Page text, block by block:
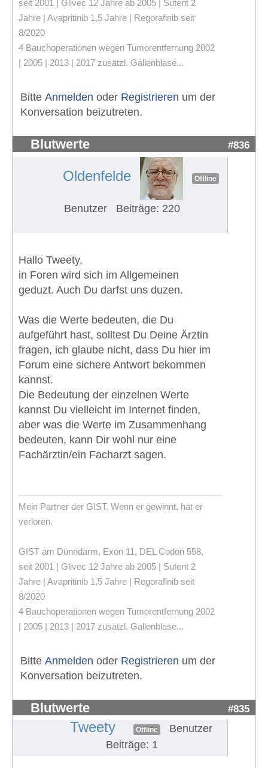
seit 2001 | Glivec 12 Jahre ab 2005 | Sutent 2
Jahre | Avapritinib 1,5 Jahre | Regorafinib seit
8/2020
4 Bauchoperationen wegen Tumorentfernung 2002
| 2005 | 2013 | 2017 zusätzl. Gallenblase...
Bitte Anmelden oder Registrieren um der
Konversation beizutreten.
Blutwerte #836
Oldenfelde Offline
Benutzer Beiträge: 220
Hallo Tweety,
in Foren wird sich im Allgemeinen
geduzt. Auch Du darfst uns duzen.
Was die Werte bedeuten, die Du
aufgeführt hast, solltest Du Deine Ärztin
fragen, ich glaube nicht, dass Du hier im
Forum eine sichere Antwort bekommen
kannst.
Die Bedeutung der einzelnen Werte
kannst Du vielleicht im Internet finden,
aber was die Werte im Zusammenhang
bedeuten, kann Dir wohl nur eine
Fachärztin/ein Facharzt sagen.
Mein Partner der GIST. Wenn er gewinnt, hat er
verloren.
GIST am Dünndarm, Exon 11, DEL Codon 558,
seit 2001 | Glivec 12 Jahre ab 2005 | Sutent 2
Jahre | Avapritinib 1,5 Jahre | Regorafinib seit
8/2020
4 Bauchoperationen wegen Tumorentfernung 2002
| 2005 | 2013 | 2017 zusätzl. Gallenblase...
Bitte Anmelden oder Registrieren um der
Konversation beizutreten.
Blutwerte #835
Tweety Offline
Benutzer
Beiträge: 1